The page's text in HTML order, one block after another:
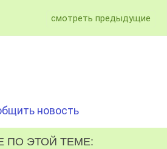
смотреть предыдущие
новость
ПО ЭТОЙ ТЕМЕ: